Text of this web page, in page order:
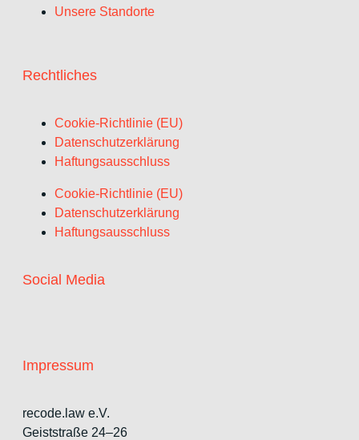
Unsere Standorte
Rechtliches
Cookie-Richtlinie (EU)
Datenschutzerklärung
Haftungsausschluss
Cookie-Richtlinie (EU)
Datenschutzerklärung
Haftungsausschluss
Social Media
Impressum
recode.law e.V.
Geiststraße 24–26